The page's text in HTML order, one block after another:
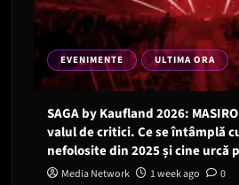
EVENIMENTE ULTIMA ORA
SAGA by Kaufland 2026:
valul de critici. Ce se întâmplă
nefolosite din 2025 și cine urcă
Media Network 1 week ago 0